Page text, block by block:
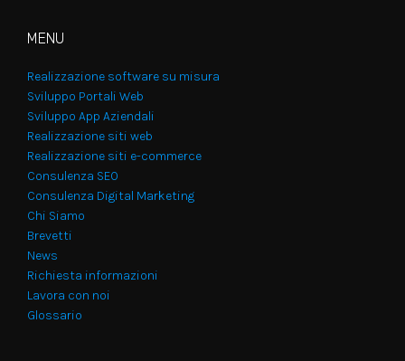
MENU
Realizzazione software su misura
Sviluppo Portali Web
Sviluppo App Aziendali
Realizzazione siti web
Realizzazione siti e-commerce
Consulenza SEO
Consulenza Digital Marketing
Chi Siamo
Brevetti
News
Richiesta informazioni
Lavora con noi
Glossario